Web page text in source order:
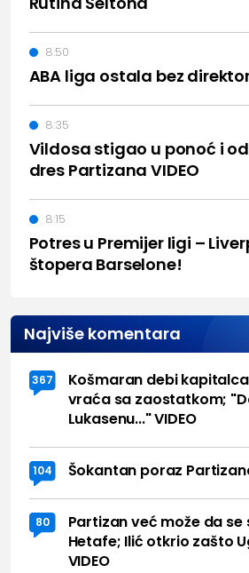
ABA liga ostala bez
8:50
Vildosa stigao u ponoć i
dres Partizana VIDEO
8:35
Potres u Premijer ligi –
štopera Barselone!
8:15
Najviše komentara
367
Košmaran debi
vraća sa zaostatkom;
Lukasenu..." VIDEO
104 Šokantan poraz
80
Partizan već može da se
Hetafe; Ilić otkrio zašto
VIDEO